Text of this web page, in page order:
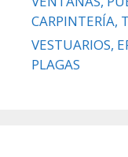
CARPINTERÍA,
VESTUARIOS,
PLAGAS